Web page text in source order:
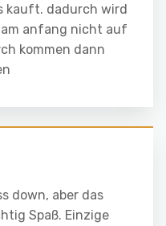
kauft. dadurch wird
anfang nicht auf
kommen dann
down, aber das
Spaß. Einzige